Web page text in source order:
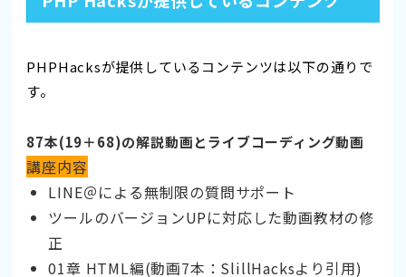
PHPHacksが提供しているコンテンツは以下の通りで
す。
87本(19＋68)の解説動画とライブコーディング動画
講座内容
LINE＠による無制限の質問サポート
ツールのバージョンUPに対応した動画教材の修
正
01章 HTML編(動画7本：SlillHacksより引用)